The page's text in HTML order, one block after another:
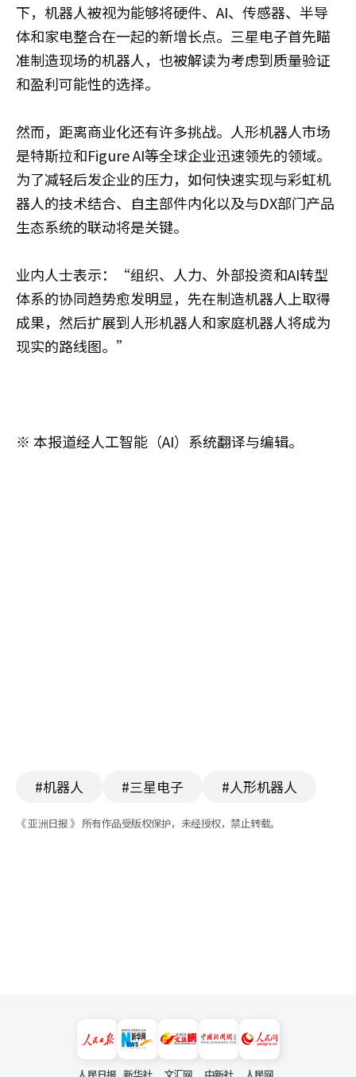
下，机器人被视为能够将硬件、AI、传感器、半导
体和家电整合在一起的新增长点。三星电子首先瞄
准制造现场的机器人，也被解读为考虑到质量验证
和盈利可能性的选择。
然而，距离商业化还有许多挑战。人形机器人市场
是特斯拉和Figure AI等全球企业迅速领先的领域。
为了减轻后发企业的压力，如何快速实现与彩虹机
器人的技术结合、自主部件内化以及与DX部门产品
生态系统的联动将是关键。
业内人士表示：“组织、人力、外部投资和AI转型
体系的协同趋势愈发明显，先在制造机器人上取得
成果，然后扩展到人形机器人和家庭机器人将成为
现实的路线图。”
※ 本报道经人工智能（AI）系统翻译与编辑。
#机器人 #三星电子 #人形机器人
《 亚洲日报 》 所有作品受版权保护，未经授权，禁止转载。